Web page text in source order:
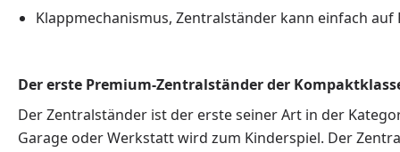
Klappmechanismus, Zentralständer kann einfach
Der erste Premium-Zentralständer der
Der Zentralständer ist der erste seiner Art in der
Garage oder Werkstatt wird zum Kinderspiel. Der